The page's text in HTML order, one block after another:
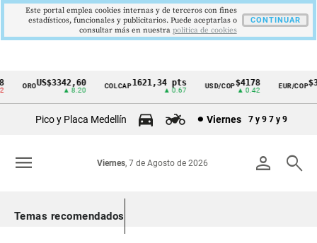
Cintillo
Colombia
OROUS$3342,60
▲ 8.20
COLCAP1621,34 pts
▲ 0.67
USD/COP$4178
▲ 0.42
EUR/COP
Pico y Placa Medellín Viernes 7 y 9 7 y 9
person search
Viernes, 7 de Agosto de 2026
menu
Temas recomendados
Este portal emplea cookies internas y de terceros con fines
estadísticos, funcionales y publicitarios. Puede aceptarlas o
consultar más en nuestra politica de cookies
CONTINUAR